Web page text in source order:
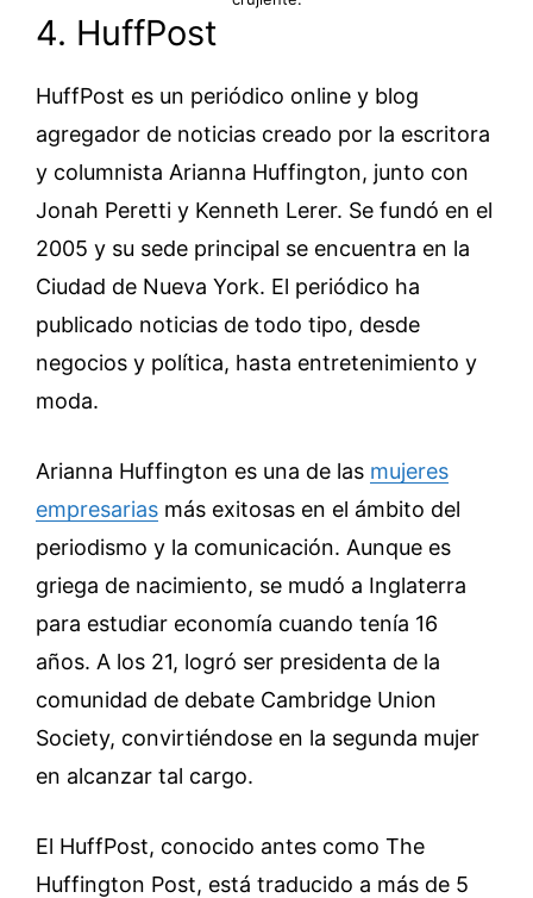
4. HuffPost
HuffPost es un periódico online y blog
agregador de noticias creado por la escritora
y columnista Arianna Huffington, junto con
Jonah Peretti y Kenneth Lerer. Se fundó en el
2005 y su sede principal se encuentra en la
Ciudad de Nueva York. El periódico ha
publicado noticias de todo tipo, desde
negocios y política, hasta entretenimiento y
moda.
Arianna Huffington es una de las mujeres
empresarias más exitosas en el ámbito del
periodismo y la comunicación. Aunque es
griega de nacimiento, se mudó a Inglaterra
para estudiar economía cuando tenía 16
años. A los 21, logró ser presidenta de la
comunidad de debate Cambridge Union
Society, convirtiéndose en la segunda mujer
en alcanzar tal cargo.
El HuffPost, conocido antes como The
Huffington Post, está traducido a más de 5